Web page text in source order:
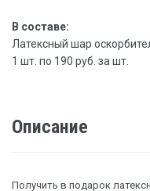
В составе:
Латексный шар
1 шт. по 190 руб. за шт.
Описание
Получить в подарок